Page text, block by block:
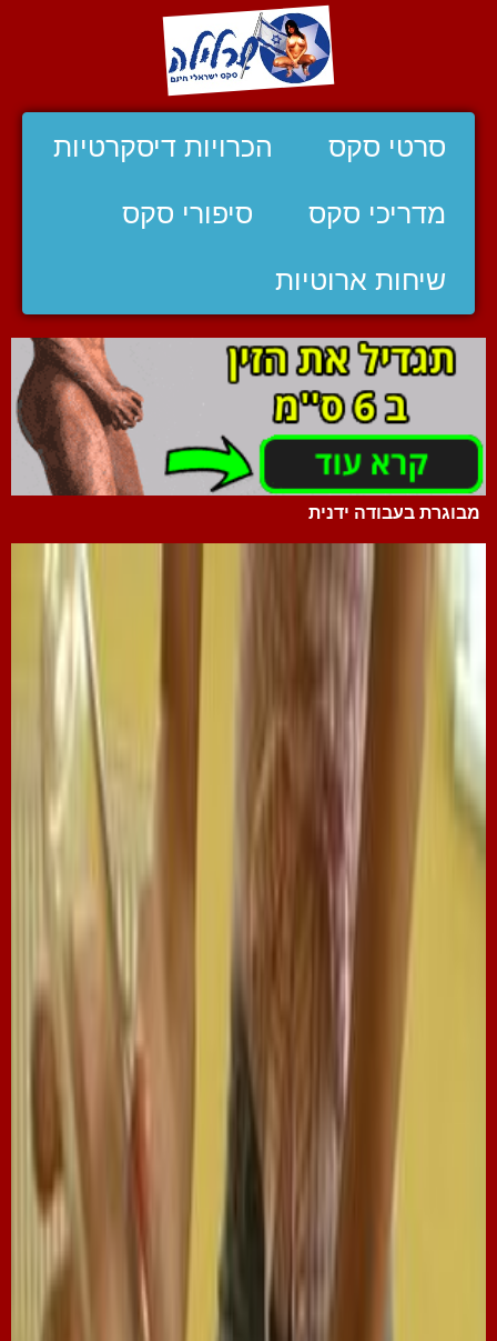
סרטי סקס הכרויות דיסקרטיות
מדריכי סקס סיפורי סקס
שיחות ארוטיות
מבוגרת בעבודה ידנית